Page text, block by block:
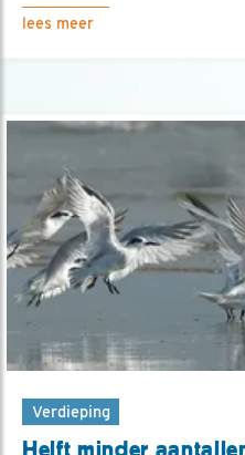
lees meer
Verdieping
Helft minder